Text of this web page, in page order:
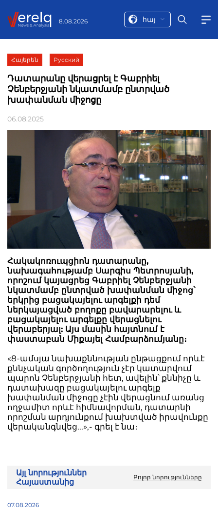
8.08.2026 հայ
Հայերեն Русский
Դատարանը վերացրել է Գաբրիել
Չենբերջյանի նկատմամբ ընտրված
խափանման միջոցը
06.08.2025
Հակակոռուպցիոն դատարանը,
նախագահությամբ Սարգիս Պետրոսյանի,
որոշում կայացրեց Գաբրիել Չենբերջյանի
նկատմամբ ընտրված խափանման միջոց՝
երկրից բացակայելու արգելքի դեմ
ներկայացված բողոքը բավարարելու և
բացակայելու արգելքը վերացնելու
վերաբերյալ: Այս մասին հայտնում է
փաստաբան Միքայել Համբարձումյանը։
«8-ամսյա նախաքննության ընթացքում որևէ
քննչական գործողություն չէր կատարվում
պարոն Չենբերջյանի հետ, ավելին՝ քննիչը և
դատախազը բացակայելու արգելք
խափանման միջոցը չէին վերացնում առանց
ողջամիտ որևէ հիմնավորման, դատարնի
որոշման արդյունքում խախտված իրավունքը
վերականգնվեց...»,- գրել է նա։
Այլ նորություններ
Հայաստանից
Բոլոր նորությունները
07.08.2026